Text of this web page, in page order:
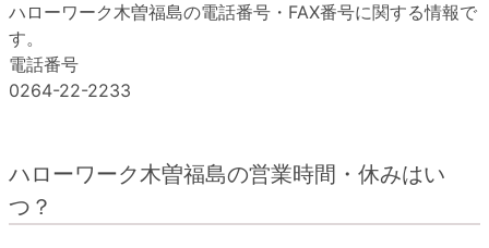
ハローワーク木曽福島の電話番号・FAX番号に関する情報で
す。
電話番号
0264-22-2233
ハローワーク木曽福島の営業時間・休みはい
つ？